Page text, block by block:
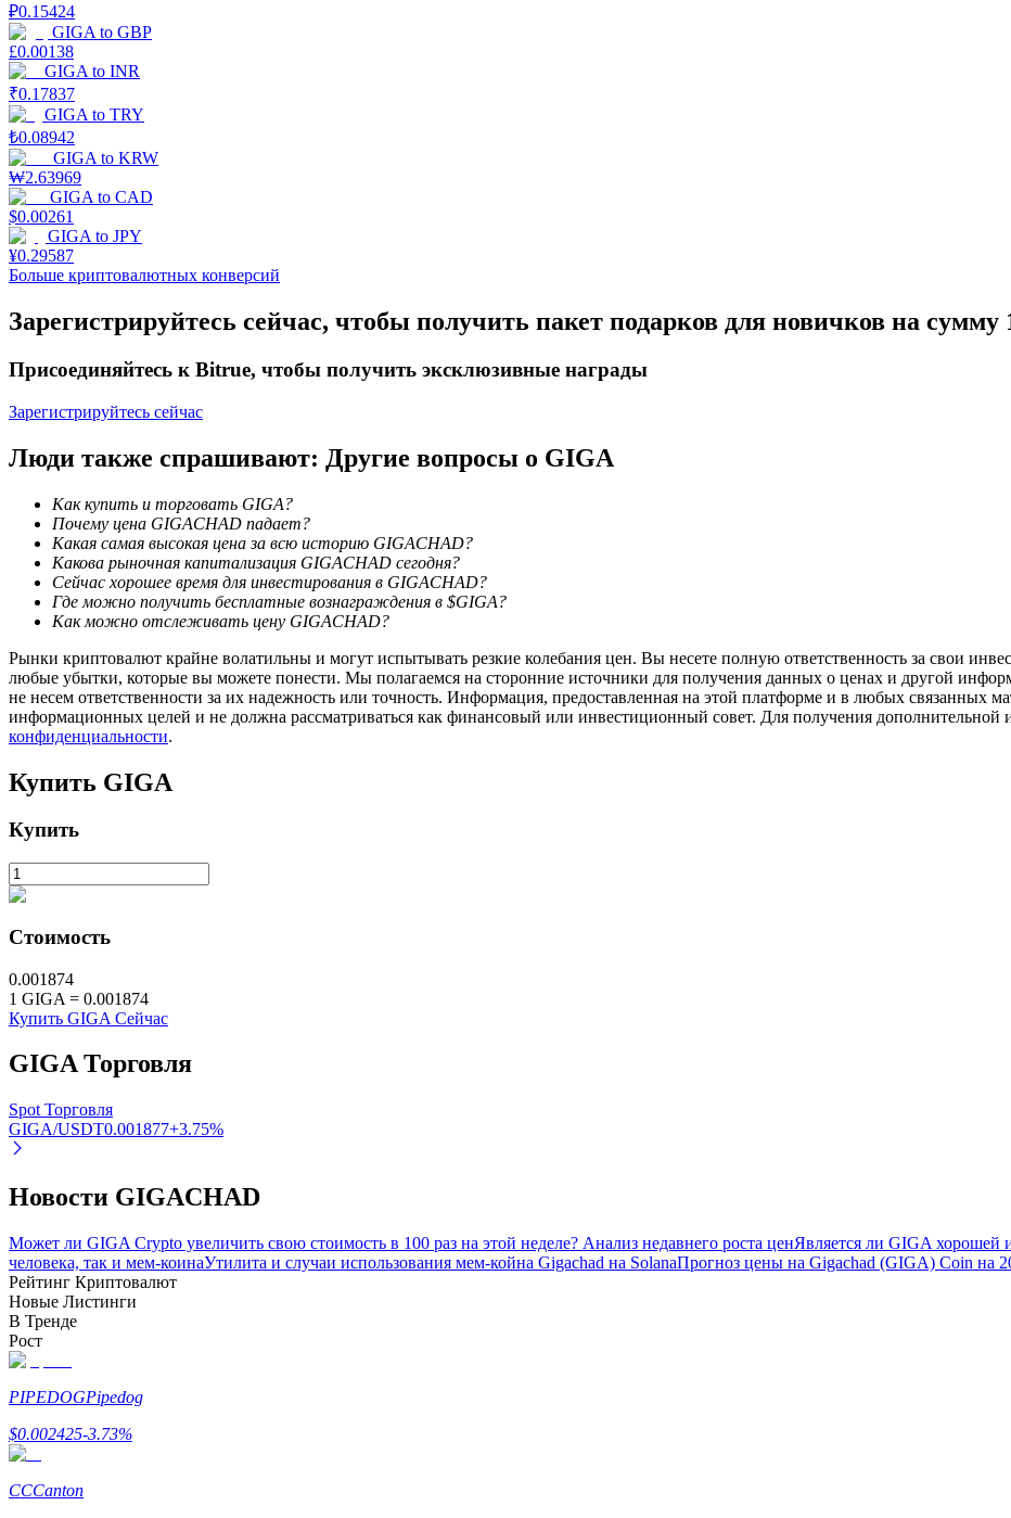
Заработок
Силовая свинья
Получайте конкурентные награды ежедневно
Стейкинг
Высокая прибыль и мгновенный доступ
Launchpool
Блокировки BTR
Эксклюзивные инвестиции для владельцев BTR
Сервис заимствований, обеспеченных криптовалютой
₽0.15424
GIGA to GBP
£0.00138
GIGA to INR
₹0.17837
GIGA to TRY
₺0.08942
GIGA to KRW
₩2.63969
GIGA to CAD
$0.00261
GIGA to JPY
¥0.29587
Больше криптовалютных конверсий
Зарегистрируйтесь сейчас, чтобы получить пакет подарков для новичков на сумму
Присоединяйтесь к Bitrue, чтобы получить эксклюзивные награды
Зарегистрируйтесь сейчас
Люди также спрашивают: Другие вопросы о GIGA
Как купить и торговать GIGA?
Почему цена GIGACHAD падает?
Какая самая высокая цена за всю историю GIGACHAD?
Какова рыночная капитализация GIGACHAD сегодня?
Сейчас хорошее время для инвестирования в GIGACHAD?
Где можно получить бесплатные вознаграждения в $GIGA?
Как можно отслеживать цену GIGACHAD?
Рынки криптовалют крайне волатильны и могут испытывать резкие колебания цен. Вы несете полную ответственность за свои
любые убытки, которые вы можете понести. Мы полагаемся на сторонние источники для получения данных о ценах и другой
не несем ответственности за их надежность или точность. Информация, предоставленная на этой платформе и в любых связанных
информационных целей и не должна рассматриваться как финансовый или инвестиционный совет. Для получения
конфиденциальности.
Купить GIGA
Купить
Стоимость
0.001874
1 GIGA = 0.001874
Купить GIGA Сейчас
GIGA Торговля
Spot Торговля
GIGA/USDT0.001877+3.75%
Новости GIGACHAD
Может ли GIGA Crypto увеличить свою стоимость в 100 раз на этой неделе? Анализ недавнего роста ценЯвляется ли GIGA хорошей
человека, так и мем-коинаУтилита и случаи использования мем-койна Gigachad на SolanaПрогноз цены на Gigachad (GIGA) Coin на
Рейтинг Криптовалют
Новые Листинги
В Тренде
Рост
PIPEDOGPipedog
$0.002425-3.73%
CCCanton